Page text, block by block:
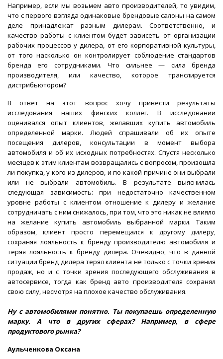
Например, если мы возьмем авто производителей, то увидим,
что с первого взгляда одинаковые брендовые салоны на самом
деле принадлежат разным дилерам. Соответственно, и
качество работы с клиентом будет зависеть от организации
рабочих процессов у дилера, от его корпоративной культуры,
от того насколько он контролирует соблюдение стандартов
бренда его сотрудниками. Что сильнее — сила бренда
производителя, или качество, которое транслируется
дистрибьютором?
В ответ на этот вопрос хочу привести результаты
исследования наших финских коллег. В исследовании
оценивался опыт клиентов, желавших купить автомобиль
определенной марки. Людей спрашивали об их опыте
посещения дилеров, консультации в момент выбора
автомобиля и об их исходных потребностях. Спустя несколько
месяцев к этим клиентам возвращались с вопросом, произошла
ли покупка, у кого из дилеров, и по какой причине они выбрали
или не выбрали автомобиль. В результате выяснилась
следующая зависимость: при недостаточно качественном
уровне работы с клиентом отношение к дилеру и желание
сотрудничать с ним снижалось, при том, что это никак не влияло
на желание купить автомобиль выбранной марки. Таким
образом, клиент просто перемещался к другому дилеру,
сохраняя лояльность к бренду производителю автомобиля и
теряя лояльность к бренду дилера. Очевидно, что в данной
ситуации бренд дилера терял клиента не только с точки зрения
продаж, но и с точки зрения последующего обслуживания в
автосервисе, тогда как бренд авто производителя сохранял
свою силу, несмотря на плохое качество обслуживания.
Ну с автомобилями понятно. Ты покупаешь определенную
марку. А что в других сферах? Например, в сфере
продуктового рынка?
Аульченкова Оксана